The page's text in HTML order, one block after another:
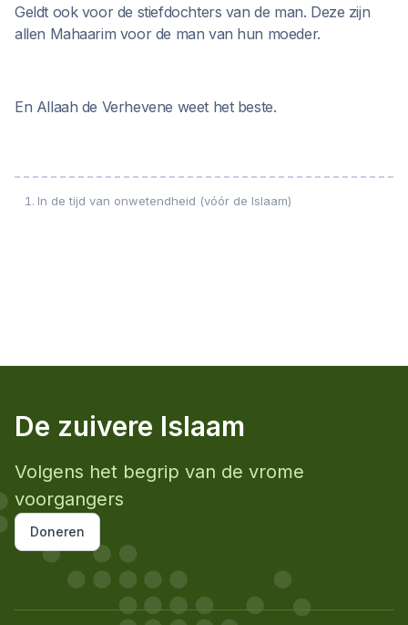
Geldt ook voor de stiefdochters van de man. Deze zijn
allen Mahaarim voor de man van hun moeder.
En Allaah de Verhevene weet het beste.
In de tijd van onwetendheid (vóór de Islaam)
De zuivere Islaam
Volgens het begrip van de vrome
voorgangers
Doneren